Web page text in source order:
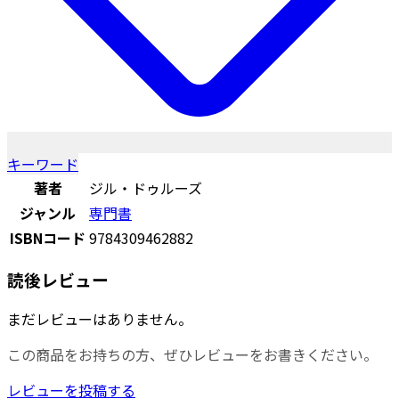
キーワード
著者
ジル・ドゥルーズ
ジャンル
専門書
ISBNコード 9784309462882
読後レビュー
まだレビューはありません。
この商品をお持ちの方、ぜひレビューをお書きください。
レビューを投稿する